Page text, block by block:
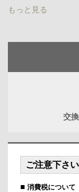
もっと見る
交
ご注意下さい
■ 消費税について